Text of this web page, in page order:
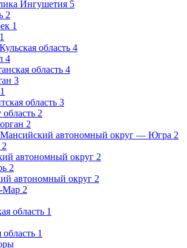
Ингушетия 5
2
1
1
область 4
4
область 4
3
1
область 3
2
2
автономный округ — Югра 2
2
автономный округ 2
2
автономный округ 2
Мар 2
область 1
1